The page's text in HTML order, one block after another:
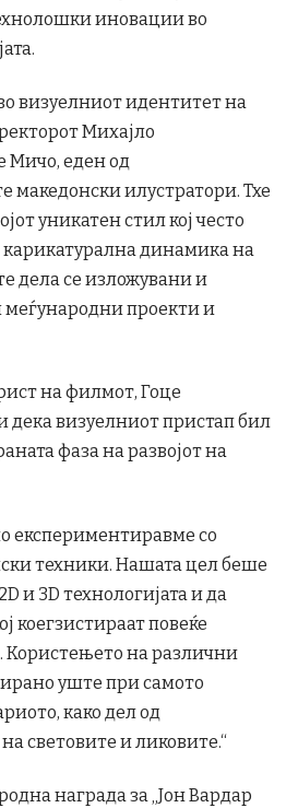
иновации во
визуелниот идентитет на
Михајло
Мичо, еден од
македонски илустратори. Тхе
уникатен стил кој често
динамика на
дела се изложувани и
меѓународни проекти и
на филмот, Гоце
дека визуелниот пристап бил
фаза на развојот на
експериментиравме со
техники. Нашата цел беше
и 3D технологијата и да
коегзистираат повеќе
Користењето на различни
уште при самото
како дел од
световите и ликовите.“
награда за „Јон Вардар